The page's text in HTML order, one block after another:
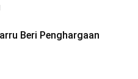
Beri Penghargaan